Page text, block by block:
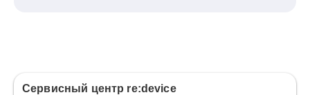
Сервисный центр re:device